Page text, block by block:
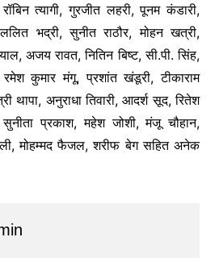
त्यागी, गुरजीत लहरी, पूनम कंडारी,
भद्री, सुनीत राठौर, मोहन खत्री,
अजय रावत, नितिन बिष्ट, सी.पी. सिंह,
कुमार मंगू, प्रशांत खंडूरी, टीकाराम
थापा, अनुराधा तिवारी, आदर्श सूद, रितेश
प्रकाश, महेश जोशी, मंजू चौहान,
मोहम्मद फैजल, शरीफ बेग सहित अनेक